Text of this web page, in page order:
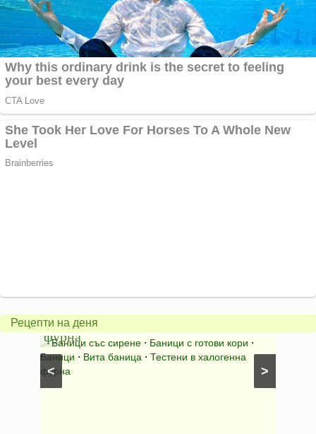
Рецепти на деня
>
<
в
халогенна
фурна
Баници със сирене ⋅ Баници с готови кори ⋅
Баници ⋅ Вита баница ⋅ Тестени в халогенна
фурна
за